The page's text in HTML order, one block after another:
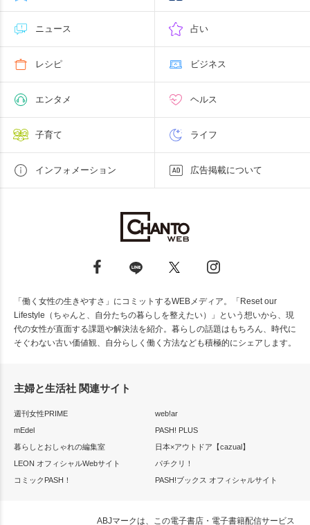
ニュース 占い
レシピ ビジネス
エンタメ ヘルス
子育て ライフ
インフォメーション 広告掲載について
「働く女性の生きやすさ」にコミットするWEBメディア。「Reset our
Lifestyle（ちゃんと、自分たちの暮らしを整えたい）」という想いから、現
代の女性が直面する課題や解決法を紹介。暮らしの話題はもちろん、時代に
そぐわない古い価値観、自分らしく働く方法なども積極的にシェアします。
主婦と生活社 関連サイト
週刊女性PRIME
web!ar
mEdel
PASH! PLUS
暮らしとおしゃれの編集室
日本×アウトドア【cazual】
LEON オフィシャルWebサイト
パチクリ！
コミックPASH！
PASH!ブックス オフィシャルサイト
ABJマークは、この電子書店・電子書籍配信サービス